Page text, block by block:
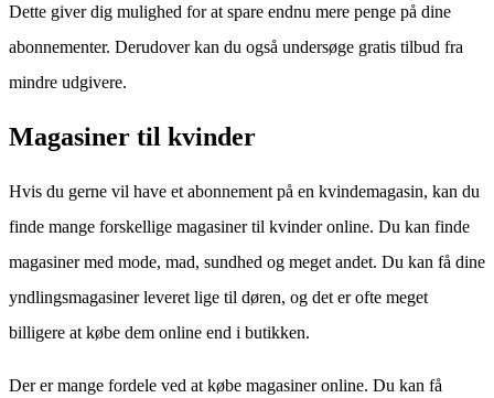
Dette giver dig mulighed for at spare endnu mere penge på dine
abonnementer. Derudover kan du også undersøge gratis tilbud fra
mindre udgivere.
Magasiner til kvinder
Hvis du gerne vil have et abonnement på en kvindemagasin, kan du
finde mange forskellige magasiner til kvinder online. Du kan finde
magasiner med mode, mad, sundhed og meget andet. Du kan få dine
yndlingsmagasiner leveret lige til døren, og det er ofte meget
billigere at købe dem online end i butikken.
Der er mange fordele ved at købe magasiner online. Du kan få